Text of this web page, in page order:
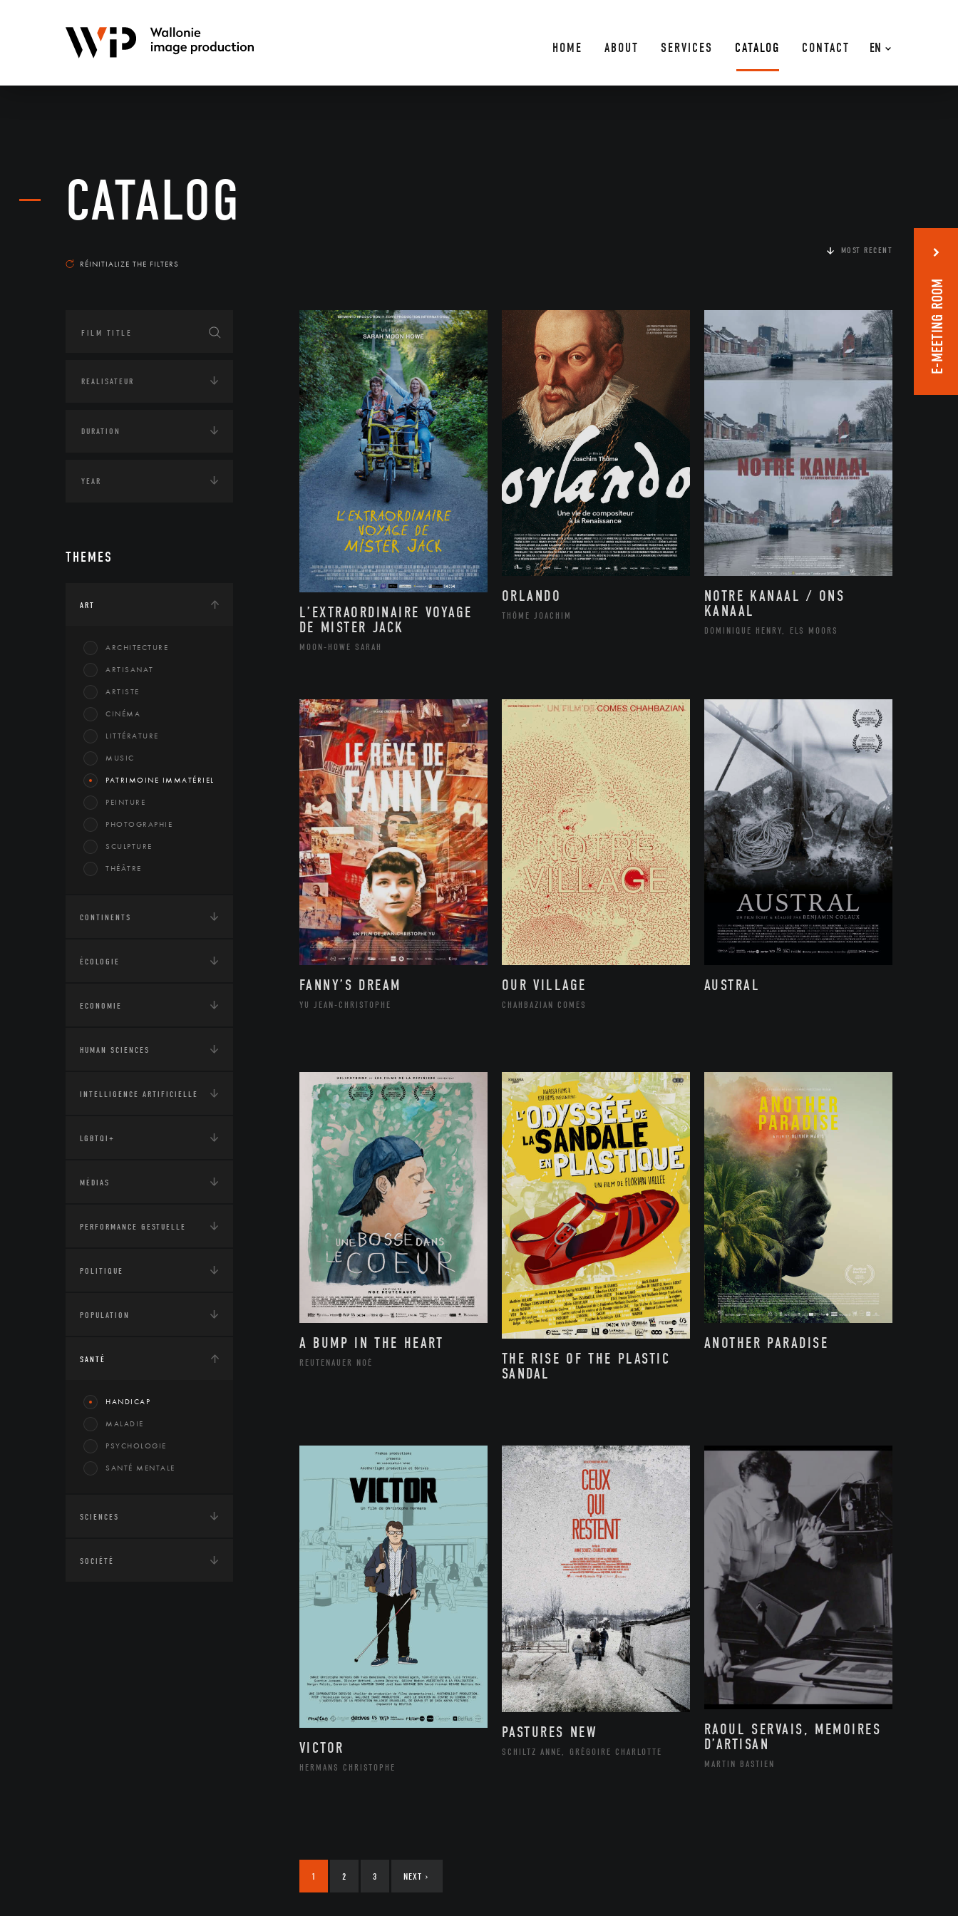
EN
HOME ABOUT SERVICES CATALOG CONTACT
CATALOG
RÉINITIALIZE THE FILTERS
THEMES
ART
ARCHITECTURE
ARTISANAT
ARTISTE
CINÉMA
LITTÉRATURE
MUSIC
PATRIMOINE IMMATÉRIEL
PEINTURE
PHOTOGRAPHIE
SCULPTURE
THÉÂTRE
CONTINENTS
ÉCOLOGIE
ECONOMIE
HUMAN SCIENCES
INTELLIGENCE ARTIFICIELLE
LGBTQI+
MÉDIAS
PERFORMANCE GESTUELLE
POLITIQUE
POPULATION
SANTÉ
HANDICAP
MALADIE
PSYCHOLOGIE
SANTÉ MENTALE
SCIENCES
SOCIÉTÉ
MOST RECENT
L’EXTRAORDINAIRE VOYAGE
DE MISTER JACK
MOON-HOWE SARAH
ORLANDO
THÔME JOACHIM
NOTRE KANAAL / ONS
KANAAL
DOMINIQUE HENRY, ELS MOORS
FANNY’S DREAM
YU JEAN-CHRISTOPHE
OUR VILLAGE
CHAHBAZIAN COMES
AUSTRAL
A BUMP IN THE HEART
REUTENAUER NOÉ
THE RISE OF THE PLASTIC
SANDAL
ANOTHER PARADISE
VICTOR
HERMANS CHRISTOPHE
PASTURES NEW
SCHILTZ ANNE, GRÉGOIRE CHARLOTTE
RAOUL SERVAIS, MEMOIRES
D’ARTISAN
MARTIN BASTIEN
1 2 3 NEXT ›
E-MEETING ROOM